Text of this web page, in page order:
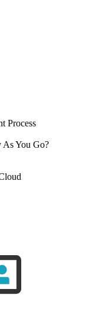
Process
As You Go?